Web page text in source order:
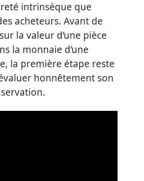
intrinsèque que
acheteurs. Avant de
la valeur d’une pièce
la monnaie d’une
la première étape reste
honnêtement son